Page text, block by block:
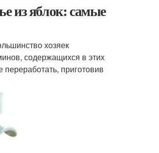
из яблок: самые
хозяек
содержащихся в этих
приготовив